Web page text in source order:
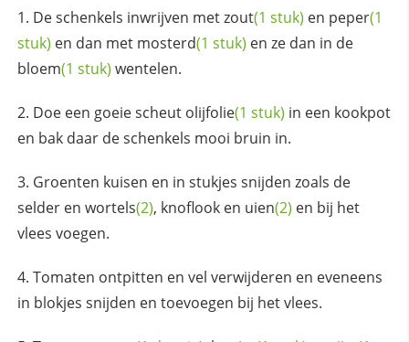
De schenkels inwrijven metzout(1 stuk) en peper(1
stuk) en dan met mosterd(1 stuk) en ze dan in de
bloem(1 stuk) wentelen.
Doe een goeie scheut olijfolie(1 stuk) in een kookpot
en bak daar de schenkels mooi bruin in.
Groenten kuisen en in stukjes snijden zoals de
selder en wortels(2), knoflook en uien(2) en bij het
vlees voegen.
Tomaten ontpitten en vel verwijderen en eveneens
in blokjes snijden en toevoegen bij het vlees.